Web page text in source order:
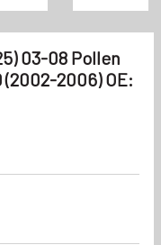
03-08 Pollen
(2002-2006) OE: